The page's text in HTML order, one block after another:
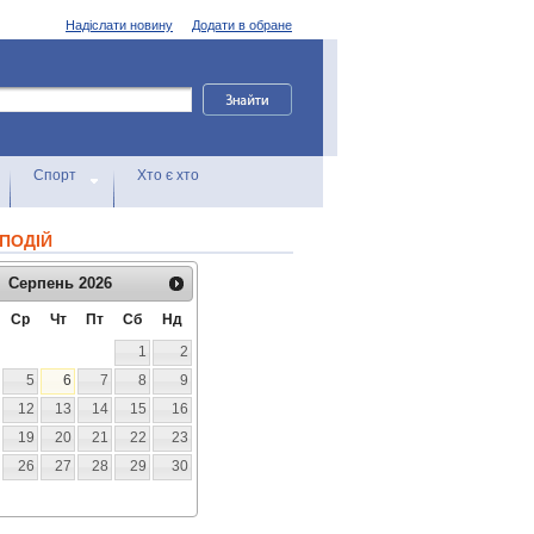
Додати в обране
Надіслати новину
Спорт Хто є хто
Серпень 2026
Ср Чт Пт Сб
Нд
1
2
5 6 7 8
9
12 13 14 15
16
19 20 21 22
23
26 27 28 29
30